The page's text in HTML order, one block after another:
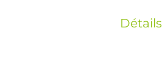
Détails